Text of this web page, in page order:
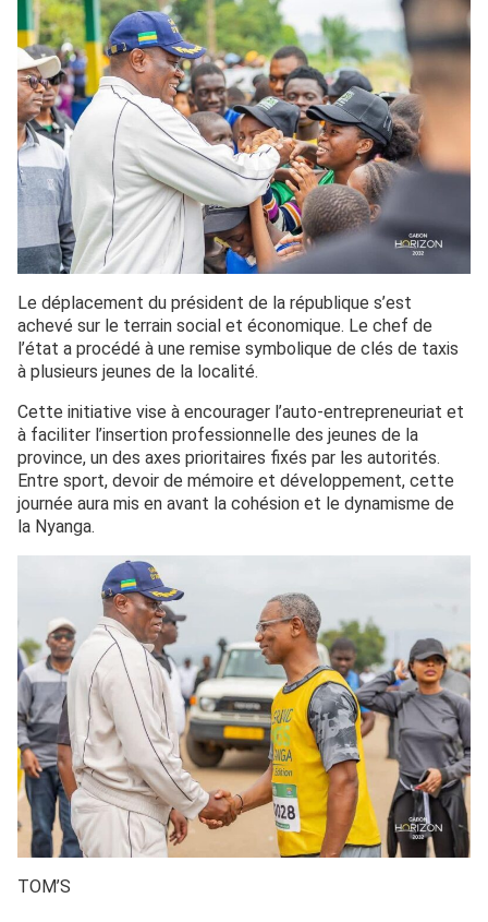
Le déplacement du président de la république s’est
achevé sur le terrain social et économique. Le chef de
l’état a procédé à une remise symbolique de clés de taxis
à plusieurs jeunes de la localité.
Cette initiative vise à encourager l’auto-entrepreneuriat et
à faciliter l’insertion professionnelle des jeunes de la
province, un des axes prioritaires fixés par les autorités.
Entre sport, devoir de mémoire et développement, cette
journée aura mis en avant la cohésion et le dynamisme de
la Nyanga.
TOM’S